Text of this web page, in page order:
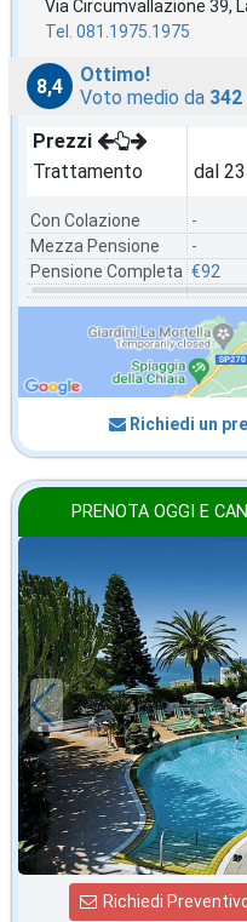
Via Circumvallazione 39,
Tel. 081.1975.1975
8,4
Ottimo!
Voto medio da 342
Prezzi
Trattamento
Con Colazione
Mezza Pensione
Pensione Completa
dal
-
-
€92
Richiedi un
PRENOTA OGGI E
settembre
in offerta da
€62,43
a notte
Richiedi